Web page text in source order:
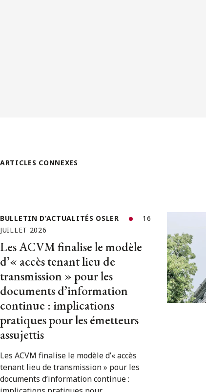
ARTICLES CONNEXES
BULLETIN D’ACTUALITÉS OSLER
16
JUILLET 2026
Les ACVM finalise le modèle
d’« accès tenant lieu de
transmission » pour les
documents d’information
continue : implications
pratiques pour les émetteurs
assujettis
Les ACVM finalise le modèle d’« accès
tenant lieu de transmission » pour les
documents d’information continue :